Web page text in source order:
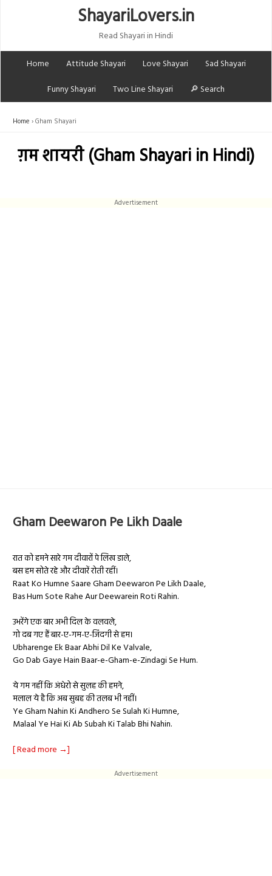
ShayariLovers.in
Read Shayari in Hindi
Home
Attitude Shayari Love Shayari
Sad Shayari
Funny Shayari
Two Line Shayari 🔎 Search
Home Gham Shayari
ग़म शायरी (Gham Shayari in Hindi)
Advertisement
Gham Deewaron Pe Likh Daale
रात को हमने सारे गम दीवारों पे लिख डाले,
बस हम सोते रहे और दीवारें रोती रहीं।
Raat Ko Humne Saare Gham Deewaron Pe Likh Daale,
Bas Hum Sote Rahe Aur Deewarein Roti Rahin.
उभरेंगे एक बार अभी दिल के वलवले,
गो दब गए हैं बार-ए-गम-ए-जिंदगी से हम।
Ubharenge Ek Baar Abhi Dil Ke Valvale,
Go Dab Gaye Hain Baar-e-Gham-e-Zindagi Se Hum.
ये गम नहीं कि अंधेरो से सुलह की हमने,
मलाल ये है कि अब सुबह की तलब भी नहीं।
Ye Gham Nahin Ki Andhero Se Sulah Ki Humne,
Malaal Ye Hai Ki Ab Subah Ki Talab Bhi Nahin.
[ Read more →]
Advertisement